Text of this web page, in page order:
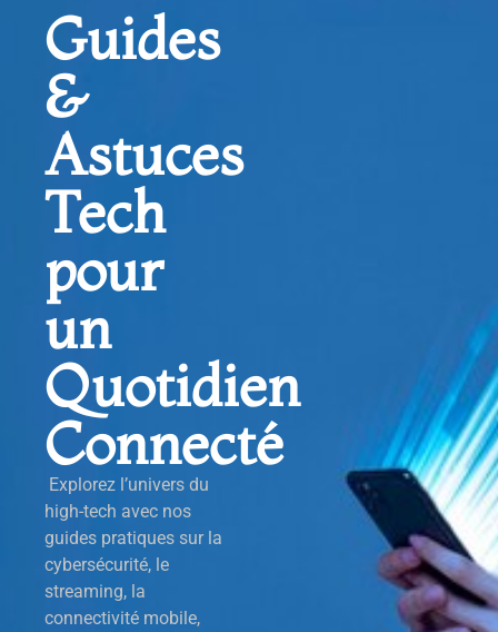
Guides
&
Astuces
Tech
pour
un
Quotidien
Connecté
Explorez l’univers du
high-tech avec nos
guides pratiques sur la
cybersécurité, le
streaming, la
connectivité mobile,